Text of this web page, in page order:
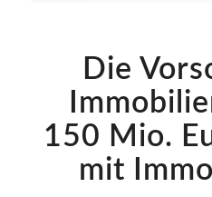
Die
150 Mio.
mit